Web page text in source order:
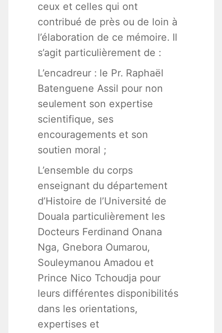
ceux et celles qui ont
contribué de près ou de loin à
l’élaboration de ce mémoire. Il
s’agit particulièrement de :
L’encadreur : le Pr. Raphaël
Batenguene Assil pour non
seulement son expertise
scientifique, ses
encouragements et son
soutien moral ;
L’ensemble du corps
enseignant du département
d’Histoire de l’Université de
Douala particulièrement les
Docteurs Ferdinand Onana
Nga, Gnebora Oumarou,
Souleymanou Amadou et
Prince Nico Tchoudja pour
leurs différentes disponibilités
dans les orientations,
expertises et